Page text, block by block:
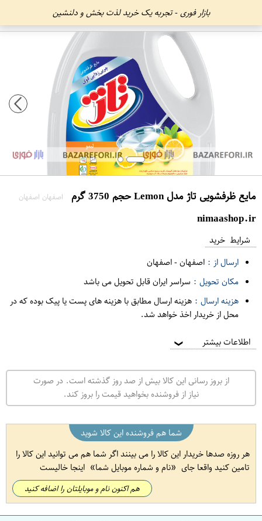
بازار فوری - تجربه یک خرید لذت بخش و دلنشین
مایع ظرفشویی تاژ مدل Lemon حجم 3750 گرم اصفهان اصفهان
nimaashop.ir
شرایط خرید
ارسال از : اصفهان-اصفهان
مکان تحویل : سراسر ایران قابل تحویل می باشد
هزینه ارسال : هزینه ارسال مطابق با هزینه های پست یا پیک بوده که در
محل از خریدار اخذ خواهد شد.
اطلاعات بیشتر ❯
از بروز رسانی این کالا بیش از صد روز گذشته است. در صورت
نیاز از فروشنده بخواهید قیمت را بروز کند.
شما هم فروشنده این کالا شوید
هر روزه صدها خریدار این کالا را می بینند اگر شما هم می توانید این کالا را
تامین کنید واقعا جای
نام و شماره موبایل شما اینجا خالیست
هم اکنون نام و موبایلتان را اضافه کنید